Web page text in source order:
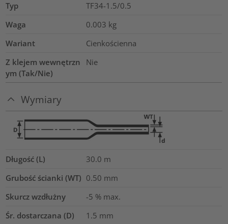
Typ
TF34-1.5/0.5
Waga
0.003 kg
Wariant
Cienkościenna
Z klejem wewnętrzn
ym (Tak/Nie)
Nie
Wymiary
Długość (L) 30.0 m
Grubość ścianki (WT) 0.50 mm
Skurcz wzdłużny
-5 % max.
Śr. dostarczana (D)
1.5 mm